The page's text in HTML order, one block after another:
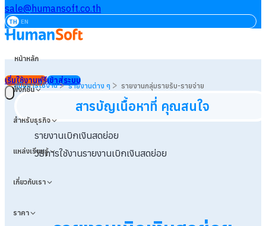
sale@humansoft.co.th
TH EN
หน้าหลัก
ฟังก์ชัน
สำหรับธุรกิจ
แหล่งเรียนรู้
เกี่ยวกับเรา
ราคา
เริ่มใช้งานฟรีเข้าสู่ระบบ
คู่มือการใช้งาน>รายงานต่าง ๆ > รายงานกลุ่มรายรับ-รายจ่าย
สารบัญเนื้อหาที่ คุณสนใจ
รายงานเบิกเงินสดย่อย
วิธีการใช้งานรายงานเบิกเงินสดย่อย